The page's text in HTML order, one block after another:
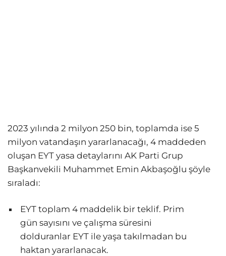
2023 yılında 2 milyon 250 bin, toplamda ise 5
milyon vatandaşın yararlanacağı, 4 maddeden
oluşan EYT yasa detaylarını AK Parti Grup
Başkanvekili Muhammet Emin Akbaşoğlu şöyle
sıraladı:
EYT toplam 4 maddelik bir teklif. Prim
gün sayısını ve çalışma süresini
dolduranlar EYT ile yaşa takılmadan bu
haktan yararlanacak.